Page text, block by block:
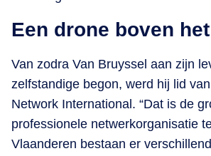
Een drone boven
Van zodra Van Bruyssel aan zijn
zelfstandige begon, werd hij lid
Network International. “Dat is de
professionele netwerkorganisatie
Vlaanderen bestaan er